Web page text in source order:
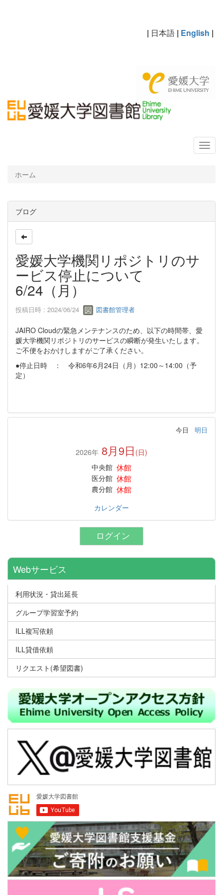
| 日本語 | English |
ホーム
ブログ
愛媛大学機関リポジトリのサ
ービス停止について
6/24（月）
投稿日時 : 2024/06/24 図書館管理者
JAIRO Cloudの緊急メンテナンスのため、以下の時間帯、愛
媛大学機関リポジトリのサービスの瞬断が発生いたします。
ご不便をおかけしますがご了承ください。
●停止日時 ： 令和6年6月24日（月）12:00～14:00（予
定）
今日 明日
2026年 8月9日 (日)
中央館 休館
医分館 休館
農分館 休館
カレンダー
ログイン
Webサービス
利用状況・貸出延長
グループ学習室予約
ILL複写依頼
ILL貸借依頼
リクエスト(希望図書)